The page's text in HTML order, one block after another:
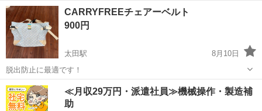
香川 丸亀市
CARRYFREEチェアーベルト
900円
太田駅
8月10日
脱出防止に最適です！
香川 高松市 太田駅 その他 チェアーベルト
≪月収29万円・派遣社員≫機械操作・製造補
助